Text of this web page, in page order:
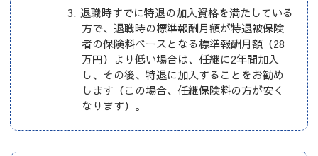
退職時すでに特退の加入資格を満たしている
方で、退職時の標準報酬月額が特退被保険
者の保険料ベースとなる標準報酬月額（28
万円）より低い場合は、任継に2年間加入
し、その後、特退に加入することをお勧め
します（この場合、任継保険料の方が安く
なります）。